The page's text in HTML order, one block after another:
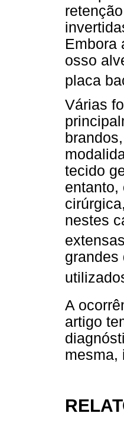
Embora
osso
placa
Várias
tecido
entanto,
nestes
grandes
A
artigo
mesma,